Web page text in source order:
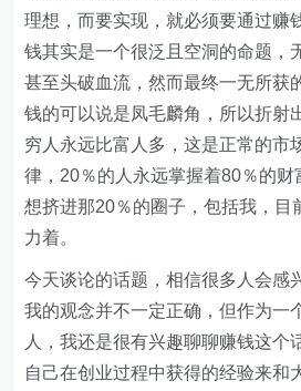
理想，而要实现，就必须要通过赚
钱其实是一个很泛且空洞的命题，
甚至头破血流，然而最终一无所获
钱的可以说是凤毛麟角，所以折射
穷人永远比富人多，这是正常的市
律，20％的人永远掌握着80％的财
想挤进那20％的圈子，包括我，目
力着。
今天谈论的话题，相信很多人会感
我的观念并不一定正确，但作为一
人，我还是很有兴趣聊聊赚钱这个
自己在创业过程中获得的经验来和